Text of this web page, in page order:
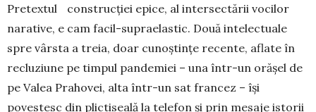
Pretextul construcției epice, al intersectării vocilor
narative, e cam facil-supraelastic. Două intelectuale
spre vârsta a treia, doar cunoștințe recente, aflate în
re­cluziune pe timpul pandemiei – una într-un orășel de
pe Valea Prahovei, alta într-un sat francez – își
povestesc din plictiseală la telefon și prin mesaje is­torii